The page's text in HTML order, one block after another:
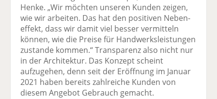
Henke. „Wir möchten unseren Kunden zeigen,
wie wir arbeiten. Das hat den positiven Neben­
effekt, dass wir damit viel besser vermitteln
können, wie die Preise für Handwerksleistungen
zustande kommen.“ Transparenz also nicht nur
in der Architektur. Das Konzept scheint
aufzugehen, denn seit der Eröffnung im Januar
2021 haben bereits zahlreiche Kunden von
diesem Angebot Gebrauch gemacht.